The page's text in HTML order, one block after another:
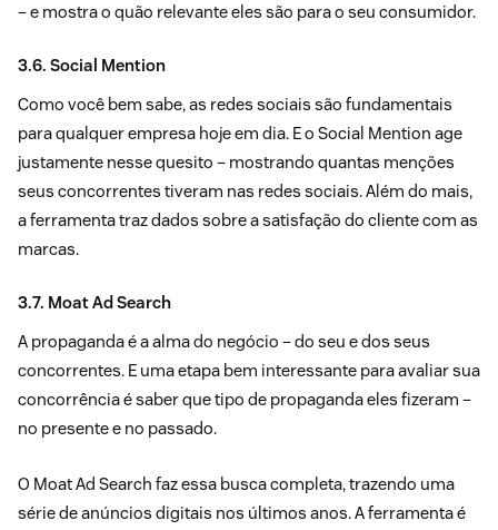
– e mostra o quão relevante eles são para o seu consumidor.
3.6. Social Mention
Como você bem sabe, as redes sociais são fundamentais
para qualquer empresa hoje em dia. E o Social Mention age
justamente nesse quesito – mostrando quantas menções
seus concorrentes tiveram nas redes sociais. Além do mais,
a ferramenta traz dados sobre a satisfação do cliente com as
marcas.
3.7. Moat Ad Search
A propaganda é a alma do negócio – do seu e dos seus
concorrentes. E uma etapa bem interessante para avaliar sua
concorrência é saber que tipo de propaganda eles fizeram –
no presente e no passado.
O Moat Ad Search faz essa busca completa, trazendo uma
série de anúncios digitais nos últimos anos. A ferramenta é